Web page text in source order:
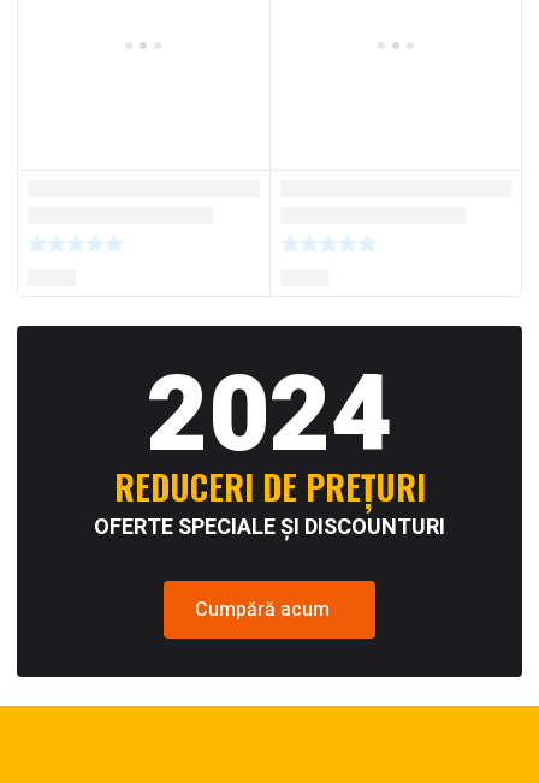
2024
REDUCERI DE PREȚURI
OFERTE SPECIALE ȘI DISCOUNTURI
Cumpără acum